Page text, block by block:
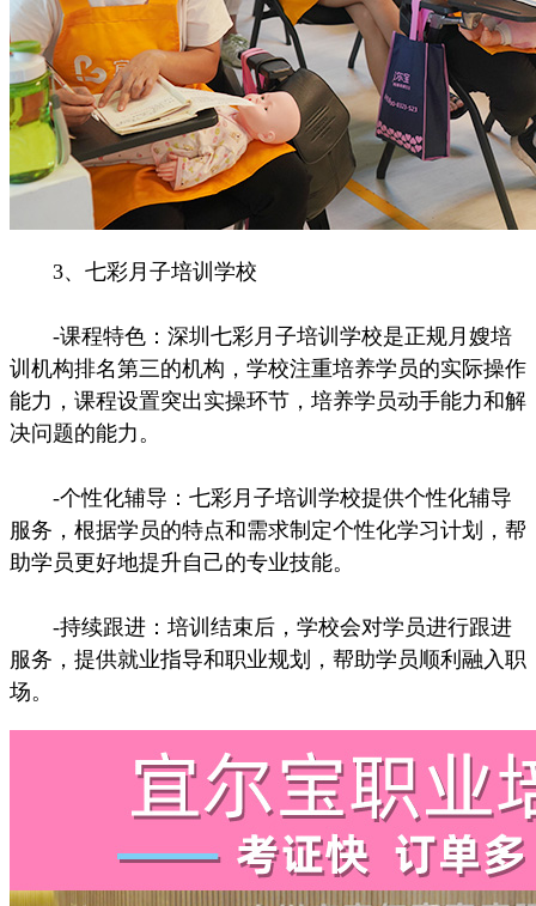
3、七彩月子培训学校
-课程特色：深圳七彩月子培训学校是正规月嫂培
训机构排名第三的机构，学校注重培养学员的实际操作
能力，课程设置突出实操环节，培养学员动手能力和解
决问题的能力。
-个性化辅导：七彩月子培训学校提供个性化辅导
服务，根据学员的特点和需求制定个性化学习计划，帮
助学员更好地提升自己的专业技能。
-持续跟进：培训结束后，学校会对学员进行跟进
服务，提供就业指导和职业规划，帮助学员顺利融入职
场。